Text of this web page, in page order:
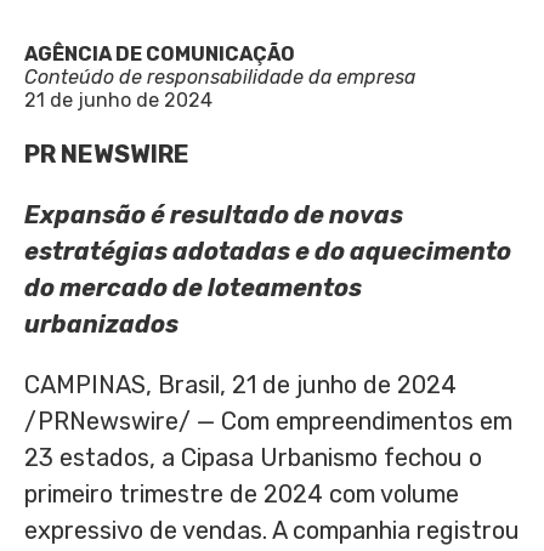
AGÊNCIA DE COMUNICAÇÃO
Conteúdo de responsabilidade da empresa
21 de junho de 2024
PR NEWSWIRE
Expansão é resultado de novas
estratégias adotadas e do aquecimento
do mercado de loteamentos
urbanizados
CAMPINAS, Brasil, 21 de junho de 2024
/PRNewswire/ — Com empreendimentos em
23 estados, a Cipasa Urbanismo fechou o
primeiro trimestre de 2024 com volume
expressivo de vendas. A companhia registrou